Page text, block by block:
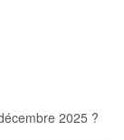
2025 ?